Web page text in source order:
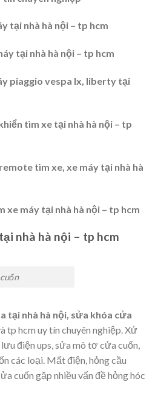
tại nhà hà nội – tp hcm
tại nhà hà nội – tp hcm
piaggio vespa lx, liberty tại
tìm xe tại nhà hà nội – tp
tìm xe, xe máy tại nhà hà
xe máy tại nhà hà nội – tp hcm
nhà hà nội – tp hcm
tại nhà hà nội, sửa khóa cửa
tp hcm uy tín chuyên nghiệp. Xử
điện ups, sửa mô tơ cửa cuốn,
các loại. Mất điện, hỏng cầu
cuốn gặp nhiều vấn đề hỏng hóc